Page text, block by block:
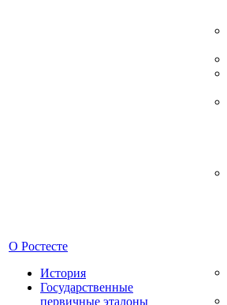
О Ростесте
История
Государственные
первичные эталоны